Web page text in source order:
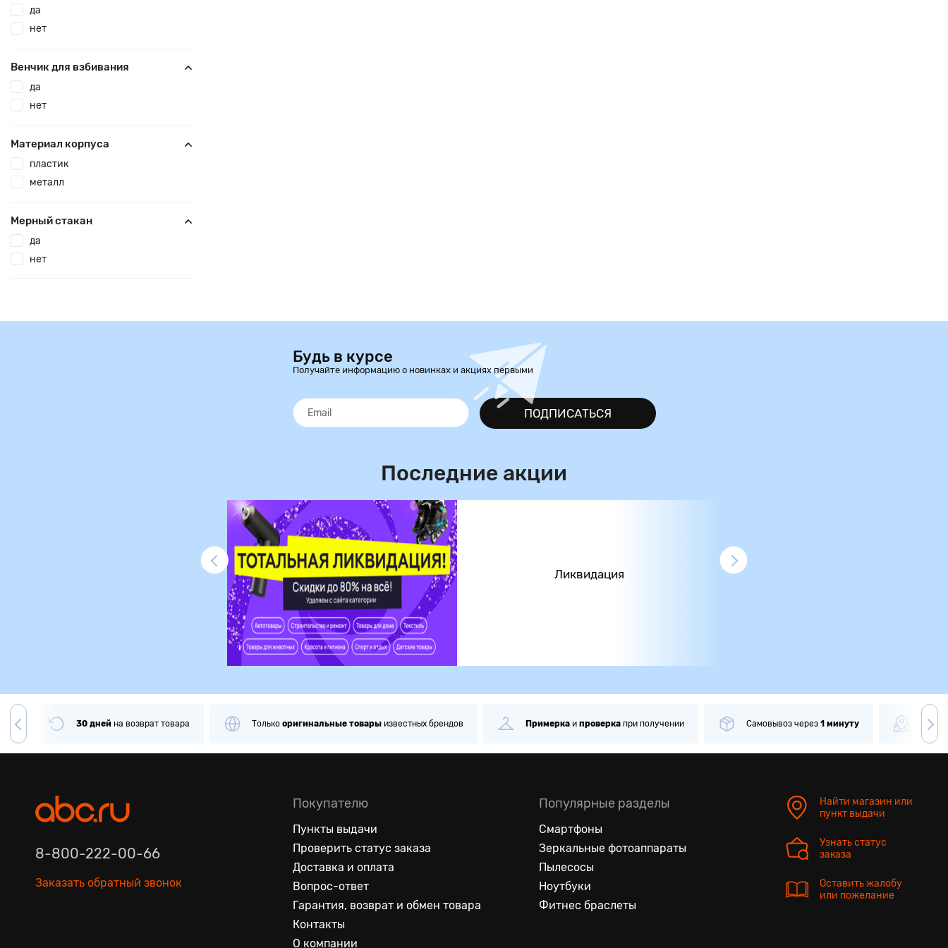
да
нет
Венчик для взбивания
да
нет
Материал корпуса
пластик
металл
Мерный стакан
да
нет
Будь в курсе
Получайте информацию о новинках и акциях первыми
ПОДПИСАТЬСЯ
Последние акции
Ликвидация
30 дней на возврат товара Только оригинальные товары известных брендов Примерка и проверка при получении Самовывоз через 1 минуту Более
8-800-222-00-66
Заказать обратный звонок
Покупателю
Пункты выдачи
Проверить статус заказа
Доставка и оплата
Вопрос-ответ
Гарантия, возврат и обмен товара
Контакты
О компании
Популярные разделы
Смартфоны
Зеркальные фотоаппараты
Пылесосы
Ноутбуки
Фитнес браслеты
Найти магазин или
пункт выдачи
Узнать статус
заказа
Оставить жалобу
или пожелание